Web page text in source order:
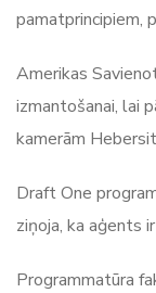
pamatprincipiem,
Amerikas
izmantošanai, lai
kamerām
Draft One
ziņoja, ka aģents
Programmatūra